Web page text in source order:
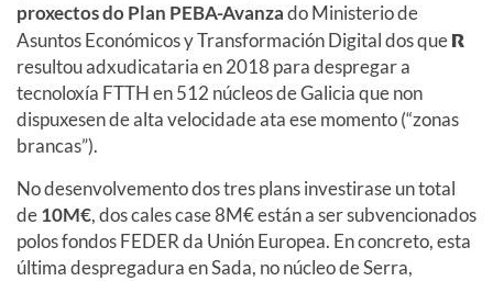
proxectos do Plan PEBA-Avanzado Ministerio de
Asuntos Económicos y Transformación Digital dos queR
resultou adxudicataria en 2018 para despregar a
tecnoloxía FTTH en 512 núcleos de Galicia que non
dispuxesen de alta velocidade ata ese momento (“zonas
brancas”).
No desenvolvemento dos tres plans investirase un total
de10M€, dos cales case 8M€ están a ser subvencionados
polos fondos FEDER da Unión Europea. En concreto, esta
última despregadura en Sada, no núcleo de Serra,